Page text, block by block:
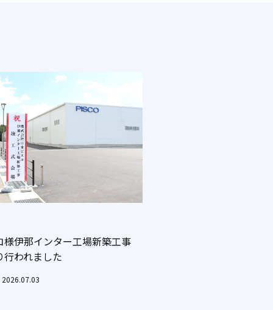
様伊那インター工場新築工事
われました
2026.07.03